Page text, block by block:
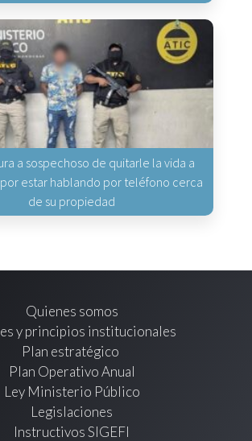
a sospechoso de quitarle la vida a
estar hablando por teléfono cerca
de su propiedad
Quienes somos
y principios institucionales
Plan estratégico
Plan Operativo Anual
Ley Ministerio Público
Legislaciones
Instructivos SIGEFI